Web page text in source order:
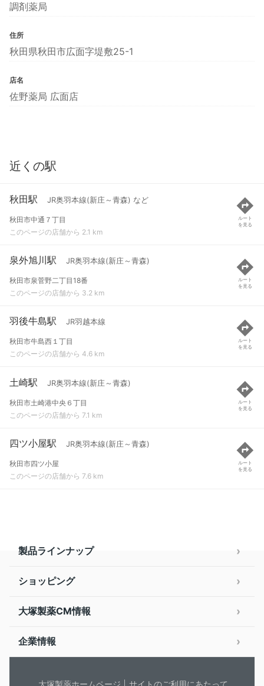
調剤薬局
住所
秋田県秋田市広面字堤敷25-1
店名
佐野薬局 広面店
近くの駅
秋田駅 JR奥羽本線(新庄～青森) など
秋田市中通７丁目
このページの店舗から 2.1 km
ルート
を見る
泉外旭川駅 JR奥羽本線(新庄～青森)
秋田市泉菅野二丁目18番
このページの店舗から 3.2 km
ルート
を見る
羽後牛島駅 JR羽越本線
秋田市牛島西１丁目
このページの店舗から 4.6 km
ルート
を見る
土崎駅 JR奥羽本線(新庄～青森)
秋田市土崎港中央６丁目
このページの店舗から 7.1 km
ルート
を見る
四ツ小屋駅 JR奥羽本線(新庄～青森)
秋田市四ツ小屋
このページの店舗から 7.6 km
ルート
を見る
製品ラインナップ
ショッピング
大塚製薬CM情報
企業情報